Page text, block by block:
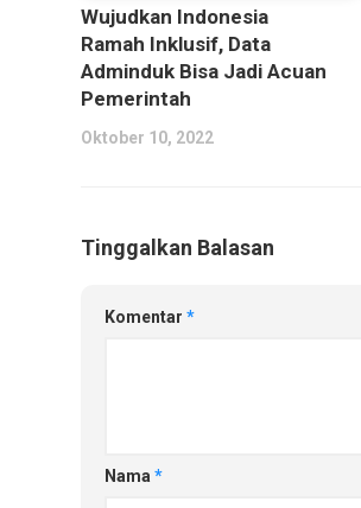
Wujudkan Indonesia
Ramah Inklusif, Data
Adminduk Bisa Jadi Acuan
Pemerintah
Oktober 10, 2022
Tinggalkan Balasan
Komentar *
Nama*